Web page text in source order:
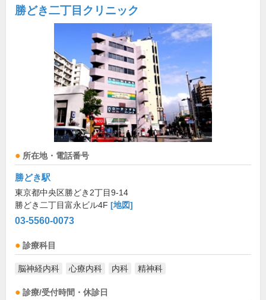
勝どき二丁目クリニック
所在地・電話番号
勝どき駅
東京都中央区勝どき2丁目9-14
勝どき二丁目富永ビル4F [地図]
03-5560-0073
診療科目
脳神経内科 心療内科 内科 精神科
診療/受付時間・休診日